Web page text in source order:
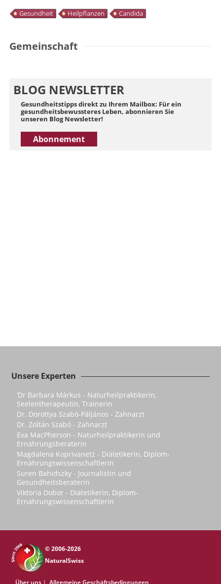
Gesundheit Heilpflanzen Candida
Gemeinschaft
BLOG NEWSLETTER
Gesundheitstipps direkt zu Ihrem Mailbox: Für ein
gesundheitsbewussteres Leben, abonnieren Sie
unseren Blog Newsletter!
Abonnement
Unsere Experten
’Dr Barbara Márkus - Naturheilpraktikerin,
Seelentherapeutin, Trainerin
Dr. Dorottya Szabó-Páljános - Zahnarzt
Dr. Zoltán Szabó - Zahnarzt
Eva MacPherson - Naturheilpraktikerin und
Ernährungsberaterin
Magdalena Koprivanetz - Diätetikerin, Diplom-
Ernährungswissenschaftlerin
Suren Bahidszky - Journalistin und
Gesundheitsberaterin
Viktoria Dobor - Diätetikerin, Diplom-
Ernährungswissenschaftlerin
© 2006-2026
NaturalSwiss
Über uns | Allgemeine Geschäftsbedingungen